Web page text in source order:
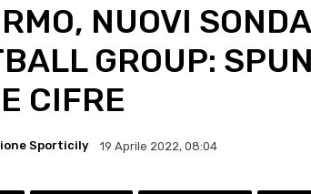
NUOVI
GROUP:
CIFRE
Sporticily 19 Aprile 2022, 08:04